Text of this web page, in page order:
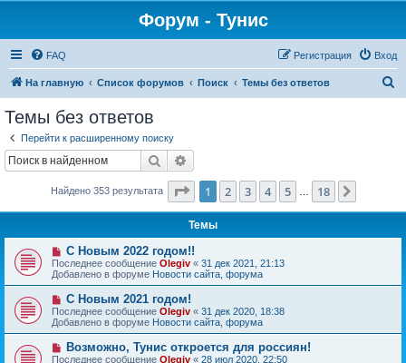
Форум - Тунис
FAQ Вход
Регистрация
На главную Список форумов Поиск Темы без ответов
Темы без ответов
Перейти к расширенному поиску
Поиск
Найдено 353 результата Страница из 18
1 2 3 4 5 18
Темы
Н
о
в
о
с
о
о
б
щ
е
С Новым 2022 годом!!
Последнее сообщение Olegiv « 31 дек 2021, 21:13
Добавлено в форуме Новости сайта, форума
Н
о
в
о
е
с
С Новым 2021 годом!
Последнее сообщение Olegiv « 31 дек 2020, 18:38
Добавлено в форуме Новости сайта, форума
Н
о
Возможно, Тунис откроется для россиян!
Последнее сообщение Olegiv « 28 июл 2020, 22:50